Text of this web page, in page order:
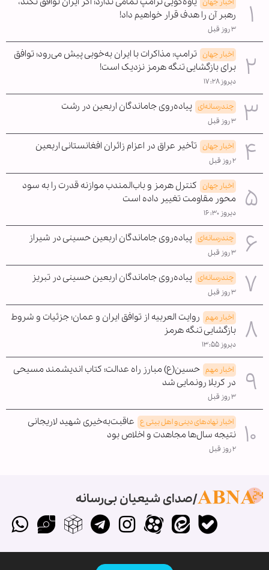
اخبار جهان
رهبر آن را هدف قرار خواهیم داد!
۳ روز قبل
اخبار جهان ترامپ: مذاکرات با ایران به‌خوبی پیش می‌رود؛ توافق
برای بازگشایی تنگه هرمز نزدیک است!
دیروز ۱۷:۲۸
چندرسانه‌ای پیاده‌روی جاماندگان اربعین در رشت
۳ روز قبل
اخبار جهان تأخیر عراق در اعزام زائران افغانستانی اربعین
۲ روز قبل
اخبار جهان کنترل هرمز و باب‌المندب موازنه قدرت را به سود
محور مقاومت تغییر داده است
دیروز ۱۶:۳۰
چندرسانه‌ای پیاده‌روی جاماندگان اربعین حسینی در شیراز
۳ روز قبل
چندرسانه‌ای پیاده‌روی جاماندگان اربعین حسینی در تبریز
۳ روز قبل
اخبار مهم روایت العربیه از توافق ایران و عمان؛ جزئیات و شروط
بازگشایی تنگه هرمز
دیروز ۱۳:۵۵
اخبار مهم حسین(ع) مبارز راه عدالت؛ کتاب اندیشمند مسیحی
در کربلا رونمایی شد
۳ روز قبل
اخبار نهادهای دینی و اهل بیتی ع عاقبت‌به‌خیری شهید لاریجانی
نتیجه سال‌ها مجاهدت و اخلاص بود
۲ روز قبل
صدای شیعیان بی‌رسانه